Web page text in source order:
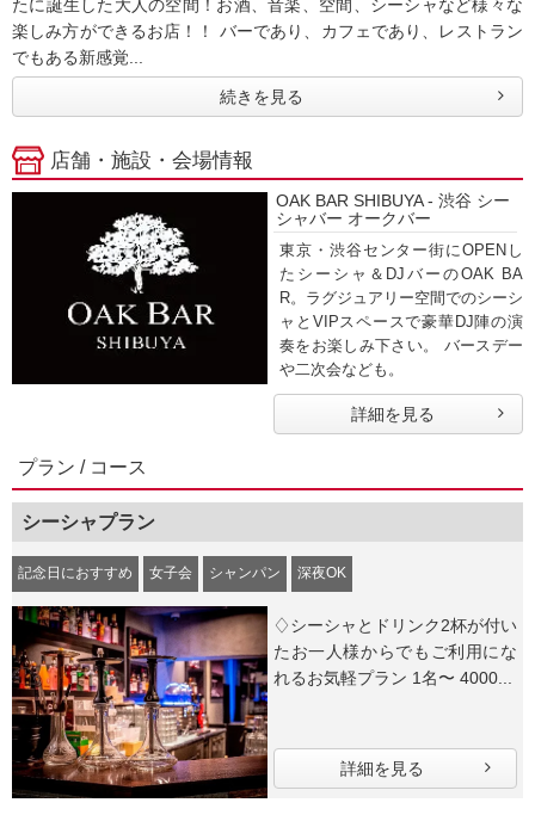
たに誕生した大人の空間！お酒、音楽、空間、シーシャなど様々な
楽しみ方ができるお店！！ バーであり、カフェであり、レストラン
でもある新感覚...
続きを見る
店舗・施設・会場情報
OAK BAR SHIBUYA - 渋谷 シー
シャバー オークバー
東京・渋谷センター街にOPENし
たシーシャ＆DJバーのOAK BA
R。ラグジュアリー空間でのシーシ
ャとVIPスペースで豪華DJ陣の演
奏をお楽しみ下さい。 バースデー
や二次会なども。
詳細を見る
プラン / コース
シーシャプラン
記念日におすすめ 女子会 シャンパン 深夜OK
♢シーシャとドリンク2杯が付い
たお一人様からでもご利用にな
れるお気軽プラン 1名〜 4000...
詳細を見る